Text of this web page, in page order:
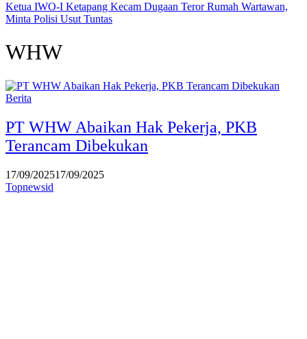
Ketua IWO-I Ketapang Kecam Dugaan Teror Rumah Wartawan,
Minta Polisi Usut Tuntas
WHW
Berita
PT WHW Abaikan Hak Pekerja, PKB
Terancam Dibekukan
17/09/202517/09/2025
Topnewsid